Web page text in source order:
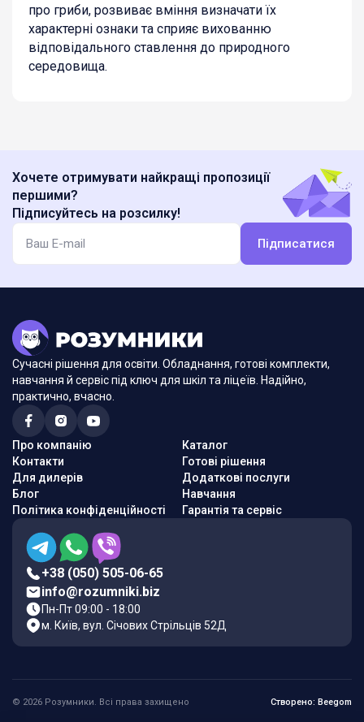
про гриби, розвиває вміння визначати їх
характерні ознаки та сприяє вихованню
відповідального ставлення до природного
середовища.
Хочете отримувати найкращі пропозиції
першими?
Підписуйтесь на розсилку!
Підписатися
Сучасні рішення для освіти. Обладнання, готові комплекти,
навчання й сервіс під ключ для шкіл та ліцеїв. Надійно,
практично, вчасно.
Про компанію
Контакти
Для дилерів
Блог
Політика конфіденційності
Каталог
Готові рішення
Додаткові послуги
Навчання
Гарантія та сервіс
+38 (050) 505-06-65
info@rozumniki.biz
Пн-Пт 09:00 - 18:00
м. Київ, вул. Січових Стрільців 52Д
© 2026 Розумники. Всі права захищено Створено: Beegom